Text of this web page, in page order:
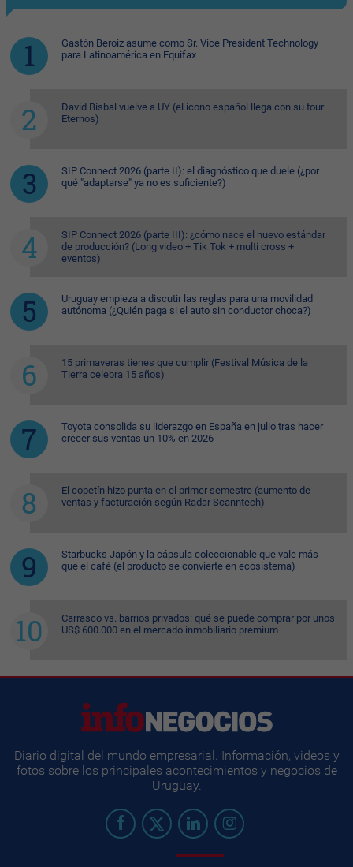
Gastón Beroiz asume como Sr. Vice President Technology
para Latinoamérica en Equifax
David Bisbal vuelve a UY (el ícono español llega con su tour
Eternos)
SIP Connect 2026 (parte II): el diagnóstico que duele (¿por
qué "adaptarse" ya no es suficiente?)
SIP Connect 2026 (parte III): ¿cómo nace el nuevo estándar
de producción? (Long video + Tik Tok + multi cross +
eventos)
Uruguay empieza a discutir las reglas para una movilidad
autónoma (¿Quién paga si el auto sin conductor choca?)
15 primaveras tienes que cumplir (Festival Música de la
Tierra celebra 15 años)
Toyota consolida su liderazgo en España en julio tras hacer
crecer sus ventas un 10% en 2026
El copetín hizo punta en el primer semestre (aumento de
ventas y facturación según Radar Scanntech)
Starbucks Japón y la cápsula coleccionable que vale más
que el café (el producto se convierte en ecosistema)
Carrasco vs. barrios privados: qué se puede comprar por unos
US$ 600.000 en el mercado inmobiliario premium
Diario digital del mundo empresarial. Información, videos y
fotos sobre los principales acontecimientos y negocios de
Uruguay.